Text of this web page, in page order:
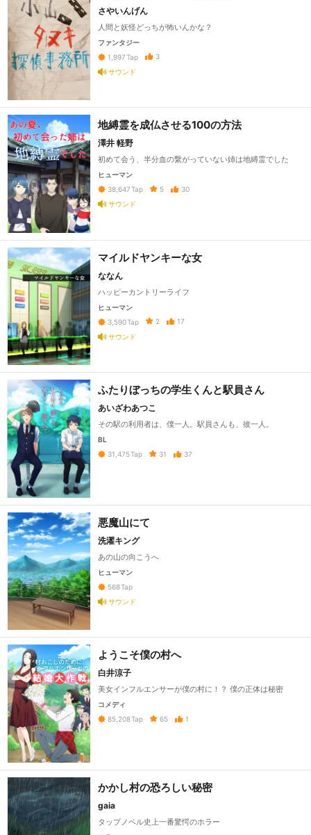
さやいんげん
人間と妖怪どっちが怖いんかな？
ファンタジー
1,997 Tap
3
サウンド
地縛霊を成仏させる100の方法
澤井 軽野
初めて会う、半分血の繋がっていない姉は地縛霊でした
ヒューマン
38,647 Tap 5
30
サウンド
マイルドヤンキーな女
ななん
ハッピーカントリーライフ
ヒューマン
3,590Tap 2
17
サウンド
ふたりぼっちの学生くんと駅員さん
あいざわあつこ
その駅の利用者は、僕一人。駅員さんも、彼一人。
BL
31,475Tap 31 37
悪魔山にて
洗濯キング
あの山の向こうへ
ヒューマン
568Tap
サウンド
ようこそ僕の村へ
白井涼子
美女インフルエンサーが僕の村に！？ 僕の正体は秘密
コメディ
85,208Tap 65 1
かかし村の恐ろしい秘密
gaia
タップノベル史上一番驚愕のホラー